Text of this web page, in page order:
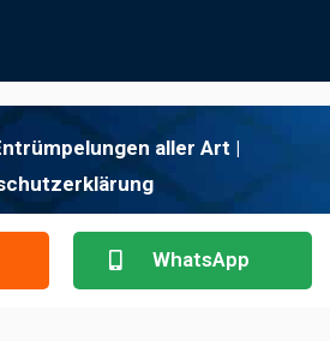
aller Art |
WhatsApp